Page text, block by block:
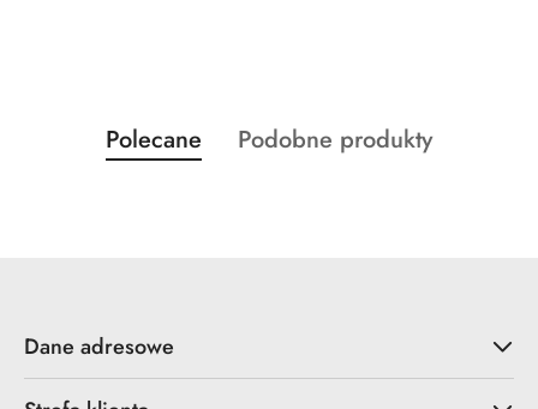
Pomiń karuzelę produktów
Produkty
o
Polecane
Produkty
Podobne produkty
Dane adresowe